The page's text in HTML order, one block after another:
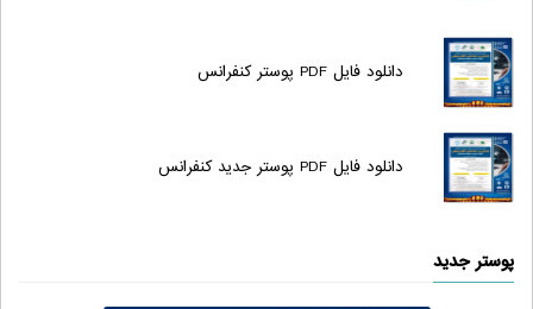
دانلود فایل PDF پوستر کنفرانس
دانلود فایل PDF پوستر جدید کنفرانس
پوستر جدید